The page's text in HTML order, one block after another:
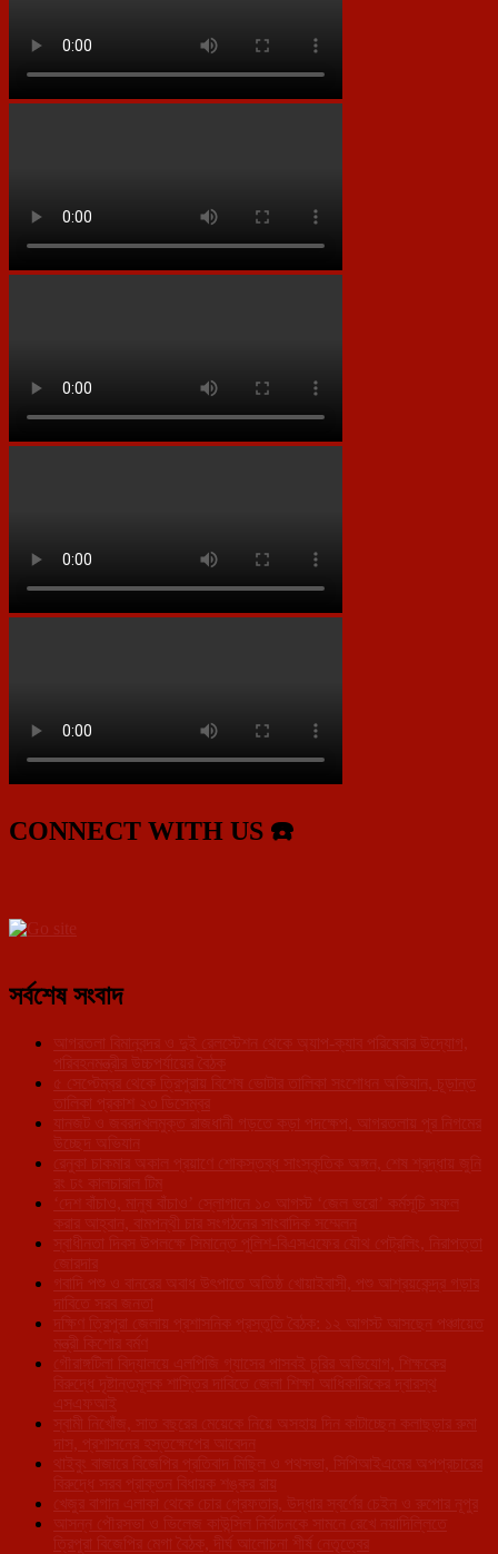
CONNECT WITH US ☎️
সর্বশেষ সংবাদ
আগরতলা বিমানবন্দর ও দুই রেলস্টেশন থেকে অ্যাপ-ক্যাব পরিষেবার উদ্যোগ,
পরিবহনমন্ত্রীর উচ্চপর্যায়ের বৈঠক
৫ সেপ্টেম্বর থেকে ত্রিপুরায় বিশেষ ভোটার তালিকা সংশোধন অভিযান, চূড়ান্ত
তালিকা প্রকাশ ২৩ ডিসেম্বর
যানজট ও জবরদখলমুক্ত রাজধানী গড়তে কড়া পদক্ষেপ, আগরতলায় পুর নিগমের
উচ্ছেদ অভিযান
রেনুকা চাকমার অকাল প্রয়াণে শোকস্তব্ধ সাংস্কৃতিক অঙ্গন, শেষ শ্রদ্ধায় জুনি
রং ঢং কালচারাল টিম
‘দেশ বাঁচাও, মানুষ বাঁচাও’ স্লোগানে ১০ আগস্ট ‘জেল ভরো’ কর্মসূচি সফল
করার আহ্বান, বামপন্থী চার সংগঠনের সাংবাদিক সম্মেলন
স্বাধীনতা দিবস উপলক্ষে সিমান্তে পুলিশ-বিএসএফের যৌথ পেট্রলিং, নিরাপত্তা
জোরদার
গবাদি পশু ও বানরের অবাধ উৎপাতে অতিষ্ঠ খোয়াইবাসী, পশু আশ্রয়কেন্দ্র গড়ার
দাবিতে সরব জনতা
দক্ষিণ ত্রিপুরা জেলায় প্রশাসনিক প্রস্তুতি বৈঠক: ১২ আগস্ট আসছেন পঞ্চায়েত
মন্ত্রী কিশোর বর্মণ
গৌরাঙ্গটিলা বিদ্যালয়ে এলপিজি গ্যাসের পাসবই চুরির অভিযোগ, শিক্ষকের
বিরুদ্ধে দৃষ্টান্তমূলক শাস্তির দাবিতে জেলা শিক্ষা আধিকারিকের দ্বারস্থ
এসএফআই
স্বামী নিখোঁজ, সাত বছরের মেয়েকে নিয়ে অসহায় দিন কাটাচ্ছেন কলাছড়ার রুমা
দাস, প্রশাসনের হস্তক্ষেপের আবেদন
থাইবুং বাজারে বিজেপির প্রতিবাদ মিছিল ও পথসভা, সিপিআইএমের অপপ্রচারের
বিরুদ্ধে সরব প্রাক্তন বিধায়ক শঙ্কর রায়
খেজুর বাগান এলাকা থেকে চোর গ্রেফতার, উদ্ধার স্বর্ণের চেইন ও রুপোর নূপুর
আসন্ন পৌরসভা ও ভিলেজ কাউন্সিল নির্বাচনকে সামনে রেখে নয়াদিল্লিতে
ত্রিপুরা বিজেপির মেগা বৈঠক, দীর্ঘ আলোচনা শীর্ষ নেতৃত্বের